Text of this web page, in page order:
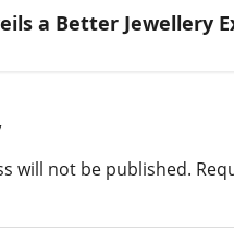
a Better Jewellery
will not be published.